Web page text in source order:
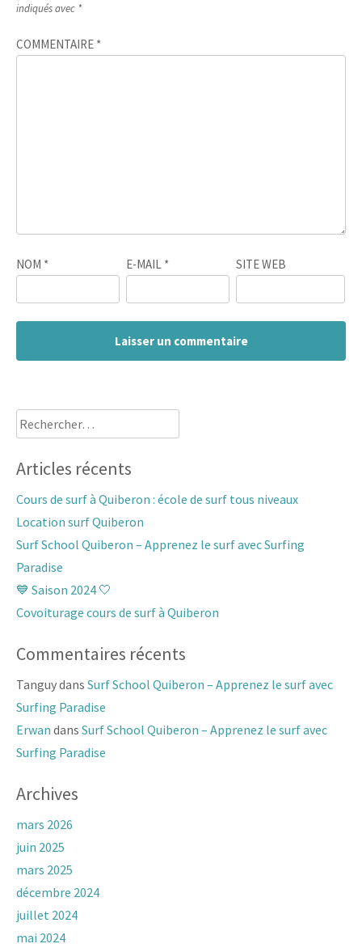
indiqués avec *
COMMENTAIRE *
NOM * E-MAIL * SITE WEB
Rechercher :
Articles récents
Cours de surf à Quiberon : école de surf tous niveaux
Location surf Quiberon
Surf School Quiberon – Apprenez le surf avec Surfing
Paradise
💙 Saison 2024 🤍
Covoiturage cours de surf à Quiberon
Commentaires récents
Tanguydans Surf School Quiberon – Apprenez le surf avec
Surfing Paradise
Erwan dans Surf School Quiberon – Apprenez le surf avec
Surfing Paradise
Archives
mars 2026
juin 2025
mars 2025
décembre 2024
juillet 2024
mai 2024